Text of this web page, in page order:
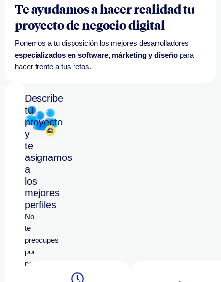
Te ayudamos a hacer realidad tu
proyecto de negocio digital
Ponemos a tu disposición los mejores desarrolladores
especializados en software, márketing y diseño para
hacer frente a tus retos.
Describe
tu
proyecto
y
te
asignamos
a
los
mejores
perfiles
No
te
preocupes
por
nada